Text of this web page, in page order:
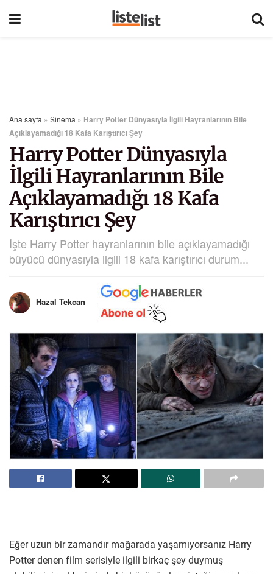
Ana sayfa » Sinema » Harry Potter Dünyasıyla İlgili Hayranlarının Bile
Açıklayamadığı 18 Kafa Karıştırıcı Şey
Harry Potter Dünyasıyla
İlgili Hayranlarının Bile
Açıklayamadığı 18 Kafa
Karıştırıcı Şey
İşte Harry Potter hayranlarının bile açıklayamadığı
büyücü dünyasıyla ilgili 18 kafa karıştırıcı durum...
Hazal Tekcan
Eğer uzun bir zamandır mağarada yaşamıyorsanız Harry
Potter denen film serisiyle ilgili birkaç şey duymuş